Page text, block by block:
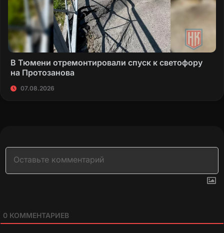
В Тюмени отремонтировали спуск к светофору
на Протозанова
07.08.2026
0 КОММЕНТАРИЕВ